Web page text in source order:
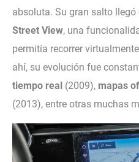
absoluta. Su gran salto
Street View, una
permitía recorrer
ahí, su evolución fue
tiempo real (2009), mapas
(2013), entre otras muchas